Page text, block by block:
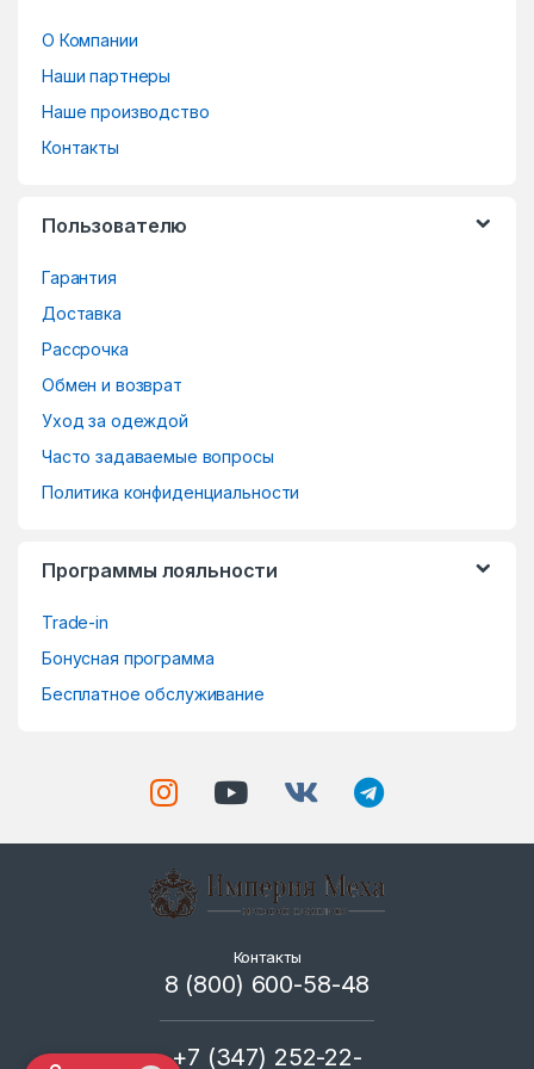
О Компании
Наши партнеры
Наше производство
Контакты
Пользователю
Гарантия
Доставка
Рассрочка
Обмен и возврат
Уход за одеждой
Часто задаваемые вопросы
Политика конфиденциальности
Программы лояльности
Trade-in
Бонусная программа
Бесплатное обслуживание
Контакты
8 (800) 600-58-48
+7 (347) 252-22-